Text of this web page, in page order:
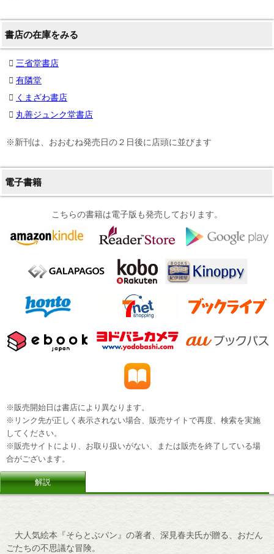
書店の在庫をみる
三省堂書店
有隣堂
くまざわ書店
丸善ジュンク堂書店
※新刊は、おおむね発売日の２日後に店頭に並びます
電子書籍
こちらの書籍は電子版も発売しております。
※販売開始日は書店により異なります。
※リンク先が正しく表示されない場合、販売サイトで再度、検索を実施
してください。
※販売サイトにより、お取り扱いがない、または販売を終了している場
合がございます。
解説
大人気絵本『そらとぶパン』の著者、深見春夫氏が贈る、おだん
ごたちの不思議な冒険。